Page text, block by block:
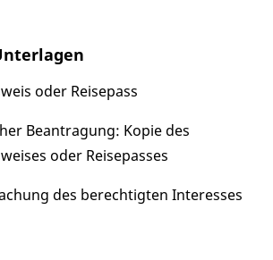
oder Reisepass
Beantragung: Kopie des
oder Reisepasses
des berechtigten Interesses